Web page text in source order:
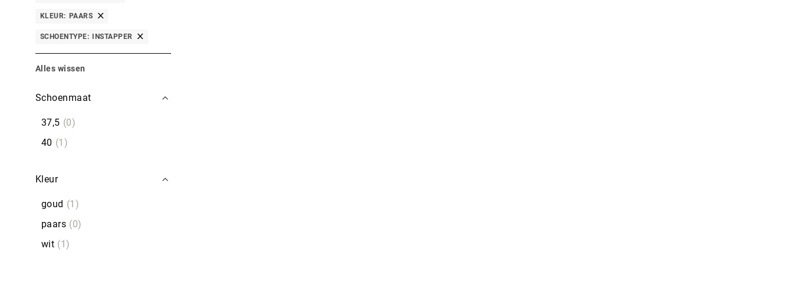
KLEUR PAARS
SCHOENTYPE INSTAPPER
Alles wissen
Schoenmaat
37,5
0
40
1
Kleur
goud
1
paars
0
wit
1